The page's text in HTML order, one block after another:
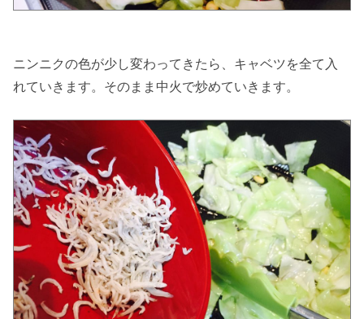
ニンニクの色が少し変わってきたら、キャベツを全て入
れていきます。そのまま中火で炒めていきます。